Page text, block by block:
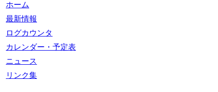
ホーム
最新情報
ログカウンタ
カレンダー・予定表
ニュース
リンク集